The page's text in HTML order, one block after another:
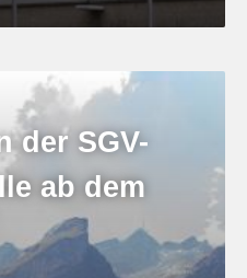
der SGV-
ab dem